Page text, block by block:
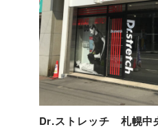
Dr.ストレッチ 札幌中